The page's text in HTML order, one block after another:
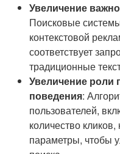
Увеличение
Поисковые
контекстовой
соответствует
традиционные
Увеличение роли
поведения:
пользователей,
количество
параметры, чтобы